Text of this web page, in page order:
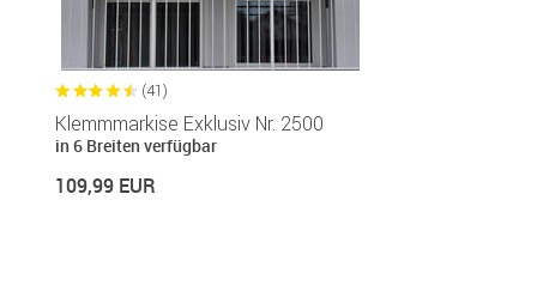
(41)
Klemmmarkise Exklusiv Nr. 2500
in 6 Breiten verfügbar
109,99 EUR